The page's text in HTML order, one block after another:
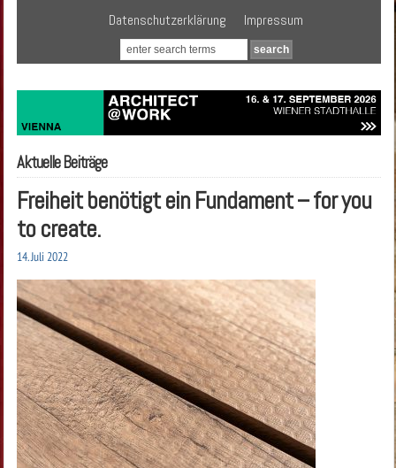
Datenschutzerklärung
Impressum
Aktuelle Beiträge
Freiheit benötigt ein Fundament – for you
to create.
14. Juli 2022